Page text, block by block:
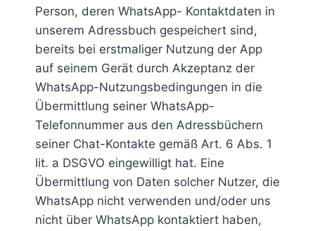
Person, deren WhatsApp- Kontaktdaten in
unserem Adressbuch gespeichert sind,
bereits bei erstmaliger Nutzung der App
auf seinem Gerät durch Akzeptanz der
WhatsApp-Nutzungsbedingungen in die
Übermittlung seiner WhatsApp-
Telefonnummer aus den Adressbüchern
seiner Chat-Kontakte gemäß Art. 6 Abs. 1
lit. a DSGVO eingewilligt hat. Eine
Übermittlung von Daten solcher Nutzer, die
WhatsApp nicht verwenden und/oder uns
nicht über WhatsApp kontaktiert haben,